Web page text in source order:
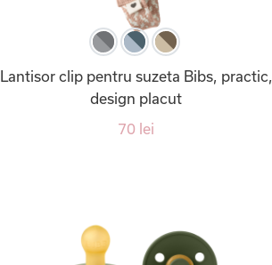
Lantisor clip pentru suzeta Bibs, practic,
design placut
70 lei